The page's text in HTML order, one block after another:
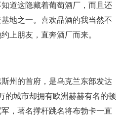
这隐藏着葡萄酒厂，而且还
地之一。喜欢品酒的我当然不
上朋友，直奔酒厂而来。
的首府，是乌克兰东部发达
的城市却拥有欧洲赫赫有名的顿
，著名撑杆跳名将布勃卡一直